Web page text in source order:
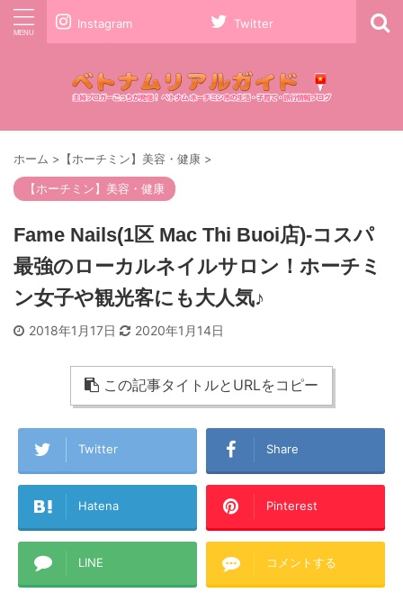
Instagram Twitter
ホーム > 【ホーチミン】美容・健康 >
【ホーチミン】美容・健康
Fame Nails(1区 Mac Thi Buoi店)-コスパ
最強のローカルネイルサロン！ホーチミ
ン女子や観光客にも大人気♪
2018年1月17日 2020年1月14日
この記事タイトルとURLをコピー
Twitter Share
Hatena Pinterest
LINE コメントする